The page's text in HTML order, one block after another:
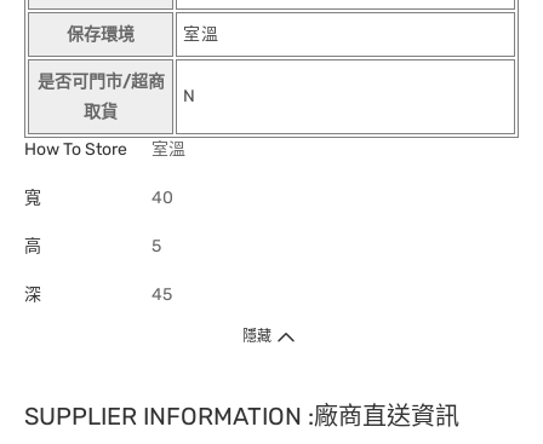
保存環境 室溫
是否可門市/超商
取貨
N
How To Store 室溫
寬 40
高 5
深 45
隱藏
SUPPLIER INFORMATION :廠商直送資訊